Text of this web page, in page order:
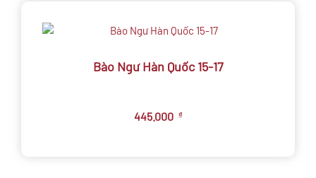
Bào Ngư Hàn Quốc 15-17
445.000 ₫